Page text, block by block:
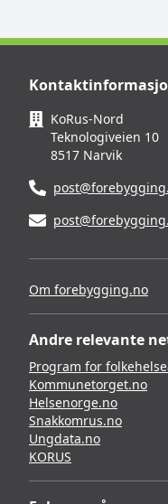
KoRus-Nord
Teknologiveien 10
8517 Narvik
Om forebygging.no
Andre relevante
Program for
Kommunetorget.no
Helsenorge.no
Snakkomrus.no
Ungdata.no
KORUS